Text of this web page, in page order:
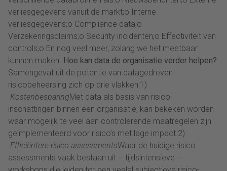
verliesgegevens vanuit de markt;o Interne
verliesgegevens;o Compliance data;o
Verzekeringsclaims;o Security incidenten;o Effectiviteit van
controls;o En nog veel meer, zolang we het meetbaar
kunnen maken. Hoe kan data de organisatie verder helpen?
Samengevat uit de potentie van datagedreven
risicobeheersing zich op drie vlakken:1)
KostenbesparingMet data als basis van risico-
inschattingen binnen een organisatie, kan bekeken worden
waar mogelijk te veel aan controlerende maatregelen zijn
geïmplementeerd voor risico’s met lage impact.2)
Efficiëntere risico assessmentsWaar de huidige risico
assessments vaak bestaan uit – tijdsintensieve –